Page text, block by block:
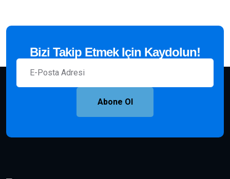
Bizi Takip Etmek Için Kaydolun!
Abone Ol